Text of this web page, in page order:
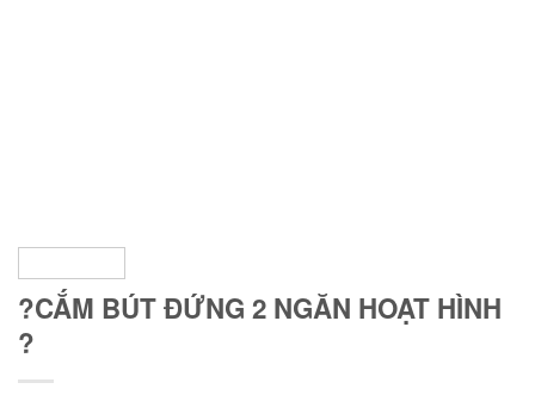
?CẮM BÚT ĐỨNG 2 NGĂN HOẠT HÌNH
?